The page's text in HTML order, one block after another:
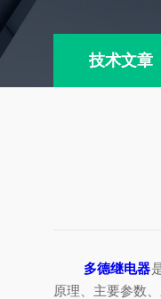
技术文章
多德继电器
原理、主要参数